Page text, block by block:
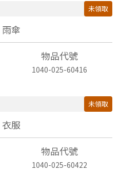
未領取
雨傘
物品代號
1040-025-60416
未領取
衣服
物品代號
1040-025-60422